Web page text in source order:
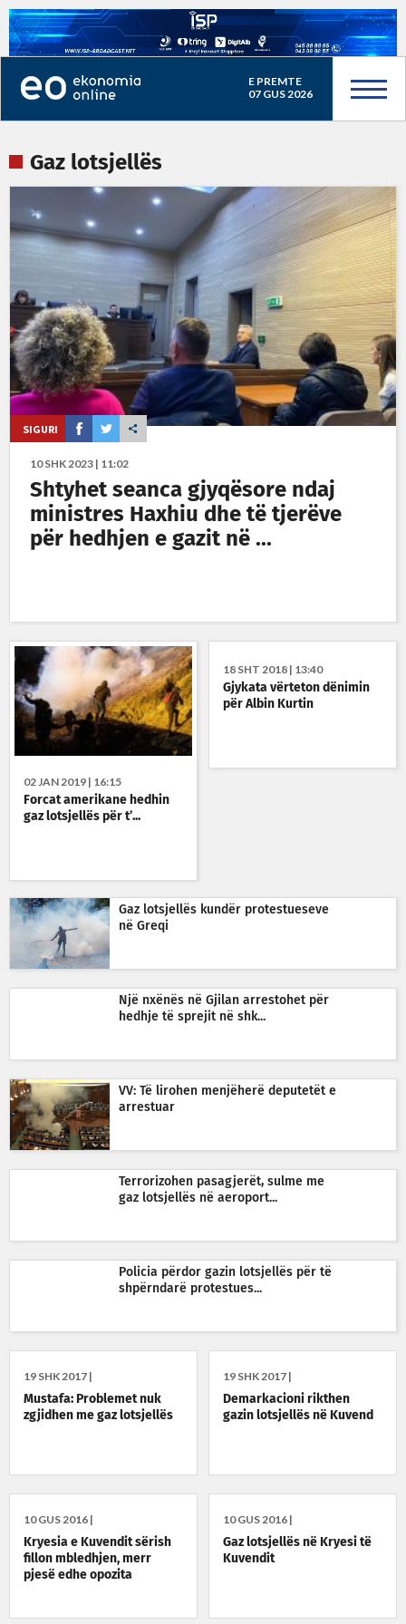
E PREMTE
07 GUS 2026
Gaz lotsjellës
SIGURI
10 SHK 2023 | 11:02
Shtyhet seanca gjyqësore ndaj
ministres Haxhiu dhe të tjerëve
për hedhjen e gazit në ...
02 JAN 2019 | 16:15
Forcat amerikane hedhin
gaz lotsjellës për t’...
18 SHT 2018 | 13:40
Gjykata vërteton dënimin
për Albin Kurtin
Gaz lotsjellës kundër protestueseve
në Greqi
Një nxënës në Gjilan arrestohet për
hedhje të sprejit në shk...
VV: Të lirohen menjëherë deputetët e
arrestuar
Terrorizohen pasagjerët, sulme me
gaz lotsjellës në aeroport...
Policia përdor gazin lotsjellës për të
shpërndarë protestues...
19 SHK 2017 |
Mustafa: Problemet nuk
zgjidhen me gaz lotsjellës
19 SHK 2017 |
Demarkacioni rikthen
gazin lotsjellës në Kuvend
10 GUS 2016 |
Kryesia e Kuvendit sërish
fillon mbledhjen, merr
pjesë edhe opozita
10 GUS 2016 |
Gaz lotsjellës në Kryesi të
Kuvendit